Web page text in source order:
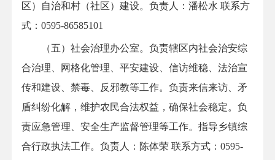
区）自治和村（社区）建设。负责人：潘松水 联系方
式：0595-86585101
（五）社会治理办公室。负责辖区内社会治安综
合治理、网格化管理、平安建设、信访维稳、法治宣
传和建设、禁毒、反邪教等工作。负责来信来访、矛
盾纠纷化解，维护农民合法权益，确保社会稳定。负
责应急管理、安全生产监督管理等工作。指导乡镇综
合行政执法工作。负责人：陈体荣 联系方式： 0595-